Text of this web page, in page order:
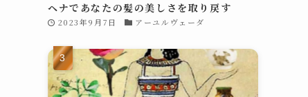
ヘナであなたの髪の美しさを取り戻す
2023年9月7日 アーユルヴェーダ